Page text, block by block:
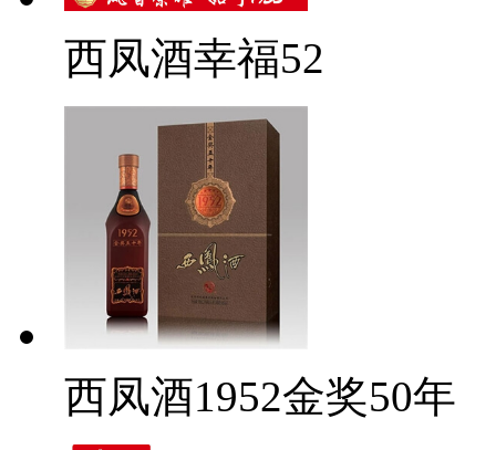
西凤酒幸福52
西凤酒1952金奖50年